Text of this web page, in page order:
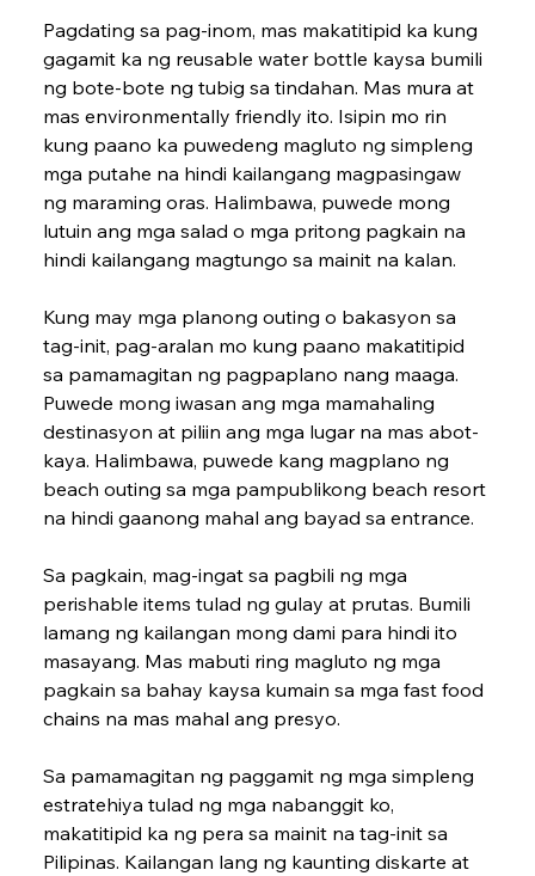
Pagdating sa pag-inom, mas makatitipid ka kung
gagamit ka ng reusable water bottle kaysa bumili
ng bote-bote ng tubig sa tindahan. Mas mura at
mas environmentally friendly ito. Isipin mo rin
kung paano ka puwedeng magluto ng simpleng
mga putahe na hindi kaila­ngang magpasingaw
ng mara­ming oras. Halimbawa, puwede mong
lutuin ang mga salad o mga pritong pagkain na
hindi kailangang magtungo sa mainit na kalan.
Kung may mga planong outing o bakasyon sa
tag-init, pag-aralan mo kung paano makatitipid
sa pamamagitan ng pagpaplano nang maaga.
Puwede mong iwasan ang mga mamahaling
destinasyon at piliin ang mga lugar na mas abot-
kaya. Halimbawa, puwede kang magplano ng
beach outing sa mga pampublikong beach resort
na hindi gaanong mahal ang bayad sa entrance.
Sa pagkain, mag-ingat sa pagbili ng mga
perishable items tulad ng gulay at prutas. Bumili
lamang ng kailangan mong dami para hindi ito
masayang. Mas mabuti ring magluto ng mga
pagkain sa bahay kaysa kumain sa mga fast food
chains na mas mahal ang presyo.
Sa pamamagitan ng paggamit ng mga simpleng
estratehiya tulad ng mga nabanggit ko,
makatitipid ka ng pera sa mainit na tag-init sa
Pilipinas. Kailangan lang ng kaun­ting diskarte at